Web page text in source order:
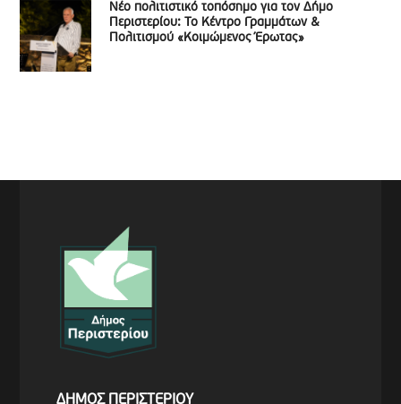
Νέο πολιτιστικό τοπόσημο για τον Δήμο
Περιστερίου: Το Κέντρο Γραμμάτων &
Πολιτισμού «Κοιμώμενος Έρωτας»
ΔΗΜΟΣ ΠΕΡΙΣΤΕΡΙΟΥ